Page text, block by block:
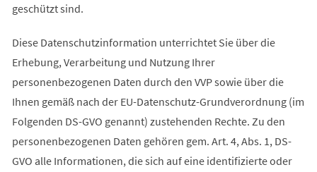
geschützt sind.
Diese Datenschutzinformation unterrichtet Sie über die
Erhebung, Verarbeitung und Nutzung Ihrer
personenbezogenen Daten durch den VVP sowie über die
Ihnen gemäß nach der EU-Datenschutz-Grundverordnung (im
Folgenden DS-GVO genannt) zustehenden Rechte. Zu den
personenbezogenen Daten gehören gem. Art. 4, Abs. 1, DS-
GVO alle Informationen, die sich auf eine identifizierte oder